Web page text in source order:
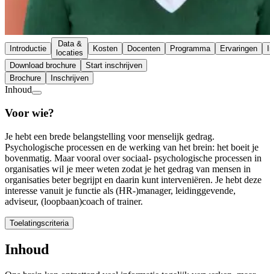
Introductie
Data &
locaties
Kosten Docenten Programma Ervaringen
Download brochure
Start inschrijven
Brochure
Inschrijven
Inhoud
Voor wie?
Je hebt een brede belangstelling voor menselijk gedrag.
Psychologische processen en de werking van het brein: het boeit je
bovenmatig. Maar vooral over sociaal- psychologische processen in
organisaties wil je meer weten zodat je het gedrag van mensen in
organisaties beter begrijpt en daarin kunt interveniëren. Je hebt deze
interesse vanuit je functie als (HR-)manager, leidinggevende,
adviseur, (loopbaan)coach of trainer.
Toelatingscriteria
Toelatingscriteria
Voor deze mastermodule heb je een hbo-achtergrond nodig,
Inhoud